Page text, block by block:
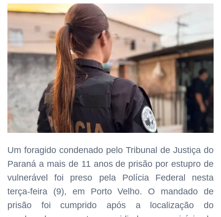
Um foragido condenado pelo Tribunal de Justiça do
Paraná a mais de 11 anos de prisão por estupro de
vulnerável foi preso pela Polícia Federal nesta
terça-feira (9), em Porto Velho. O mandado de
prisão foi cumprido após a localização do